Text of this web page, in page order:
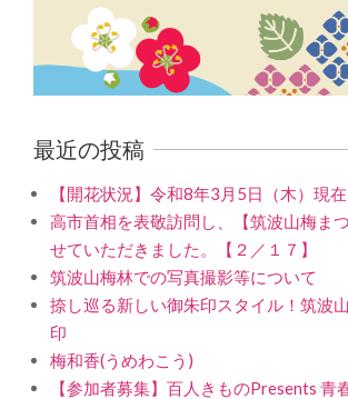
最近の投稿
【開花状況】令和8年3月5日（木）現在
高市首相を表敬訪問し、【筑波山梅ま
せていただきました。【２／１７】
筑波山梅林での写真撮影等について
捺し巡る新しい御朱印スタイル！筑波
印
梅和香(うめわこう)
【参加者募集】百人きものPresents 青